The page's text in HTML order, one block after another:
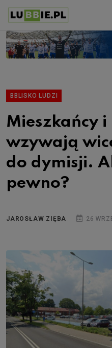
BBLISKO LUDZI
Mieszkańcy
wzywają
do dymisji.
pewno?
JAROSŁAW ZIĘBA 26